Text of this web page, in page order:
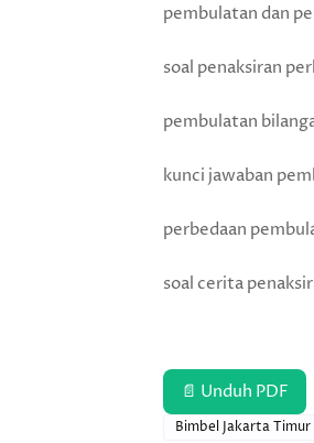
pembulatan dan
soal penaksiran
pembulatan
kunci jawaban
perbedaan
soal cerita
📄 Unduh PDF
Bimbel Jakarta Timur